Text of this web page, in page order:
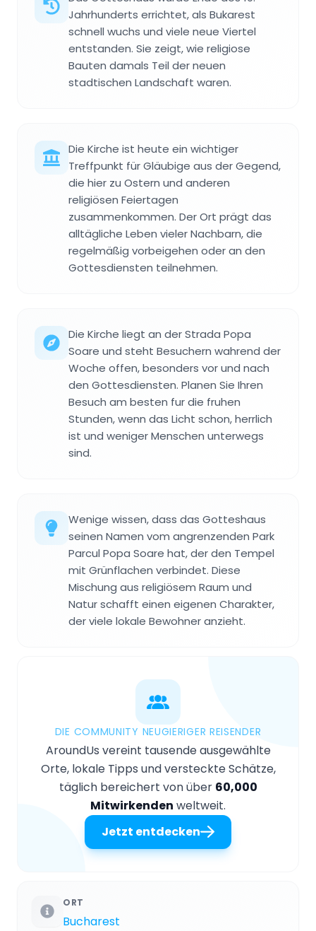
Jahrhunderts errichtet, als Bukarest
schnell wuchs und viele neue Viertel
entstanden. Sie zeigt, wie religiose
Bauten damals Teil der neuen
stadtischen Landschaft waren.
Die Kirche ist heute ein wichtiger
Treffpunkt für Gläubige aus der Gegend,
die hier zu Ostern und anderen
religiösen Feiertagen
zusammenkommen. Der Ort prägt das
alltägliche Leben vieler Nachbarn, die
regelmäßig vorbeigehen oder an den
Gottesdiensten teilnehmen.
Die Kirche liegt an der Strada Popa
Soare und steht Besuchern wahrend der
Woche offen, besonders vor und nach
den Gottesdiensten. Planen Sie Ihren
Besuch am besten fur die fruhen
Stunden, wenn das Licht schon, herrlich
ist und weniger Menschen unterwegs
sind.
Wenige wissen, dass das Gotteshaus
seinen Namen vom angrenzenden Park
Parcul Popa Soare hat, der den Tempel
mit Grünflachen verbindet. Diese
Mischung aus religiösem Raum und
Natur schafft einen eigenen Charakter,
der viele lokale Bewohner anzieht.
DIE COMMUNITY NEUGIERIGER REISENDER
AroundUs vereint tausende ausgewählte
Orte, lokale Tipps und versteckte Schätze,
täglich bereichert von über 60,000
Mitwirkenden weltweit.
Jetzt entdecken
ORT
Bucharest